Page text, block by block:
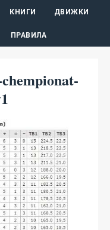
КНИГИ ДВИЖКИ
ПРАВИЛА